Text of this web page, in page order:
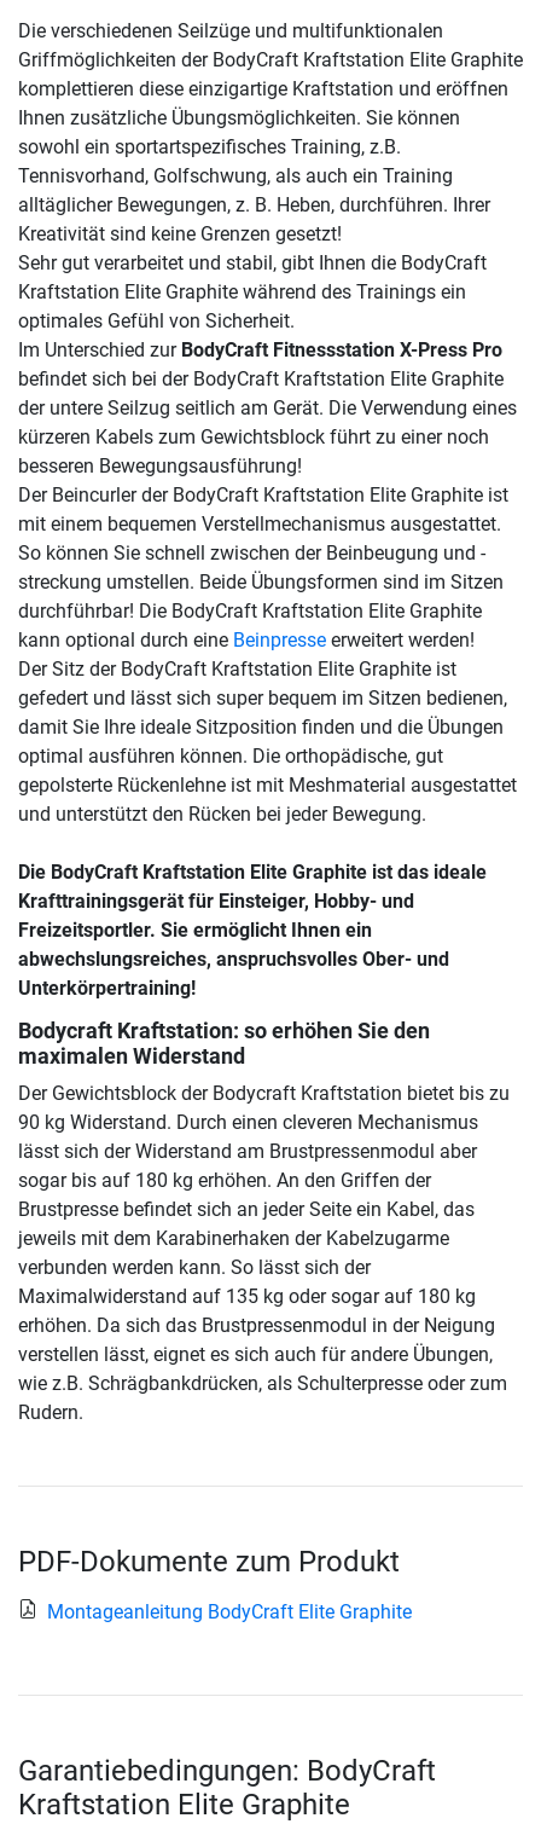
Die verschiedenen Seilzüge und multifunktionalen
Griffmöglichkeiten der BodyCraft Kraftstation Elite Graphite
komplettieren diese einzigartige Kraftstation und eröffnen
Ihnen zusätzliche Übungsmöglichkeiten. Sie können
sowohl ein sportartspezifisches Training, z.B.
Tennisvorhand, Golfschwung, als auch ein Training
alltäglicher Bewegungen, z. B. Heben, durchführen. Ihrer
Kreativität sind keine Grenzen gesetzt!
Sehr gut verarbeitet und stabil, gibt Ihnen die BodyCraft
Kraftstation Elite Graphite während des Trainings ein
optimales Gefühl von Sicherheit.
Im Unterschied zur BodyCraft Fitnessstation X-Press Pro
befindet sich bei der BodyCraft Kraftstation Elite Graphite
der untere Seilzug seitlich am Gerät. Die Verwendung eines
kürzeren Kabels zum Gewichtsblock führt zu einer noch
besseren Bewegungsausführung!
Der Beincurler der BodyCraft Kraftstation Elite Graphite ist
mit einem bequemen Verstellmechanismus ausgestattet.
So können Sie schnell zwischen der Beinbeugung und -
streckung umstellen. Beide Übungsformen sind im Sitzen
durchführbar! Die BodyCraft Kraftstation Elite Graphite
kann optional durch eine Beinpresse erweitert werden!
Der Sitz der BodyCraft Kraftstation Elite Graphite ist
gefedert und lässt sich super bequem im Sitzen bedienen,
damit Sie Ihre ideale Sitzposition finden und die Übungen
optimal ausführen können. Die orthopädische, gut
gepolsterte Rückenlehne ist mit Meshmaterial ausgestattet
und unterstützt den Rücken bei jeder Bewegung.
Die BodyCraft Kraftstation Elite Graphite ist das ideale
Krafttrainingsgerät für Einsteiger, Hobby- und
Freizeitsportler. Sie ermöglicht Ihnen ein
abwechslungsreiches, anspruchsvolles Ober- und
Unterkörpertraining!
Bodycraft Kraftstation: so erhöhen Sie den
maximalen Widerstand
Der Gewichtsblock der Bodycraft Kraftstation bietet bis zu
90 kg Widerstand. Durch einen cleveren Mechanismus
lässt sich der Widerstand am Brustpressenmodul aber
sogar bis auf 180 kg erhöhen. An den Griffen der
Brustpresse befindet sich an jeder Seite ein Kabel, das
jeweils mit dem Karabinerhaken der Kabelzugarme
verbunden werden kann. So lässt sich der
Maximalwiderstand auf 135 kg oder sogar auf 180 kg
erhöhen. Da sich das Brustpressenmodul in der Neigung
verstellen lässt, eignet es sich auch für andere Übungen,
wie z.B. Schrägbankdrücken, als Schulterpresse oder zum
Rudern.
PDF-Dokumente zum Produkt
Montageanleitung BodyCraft Elite Graphite
Garantiebedingungen: BodyCraft
Kraftstation Elite Graphite